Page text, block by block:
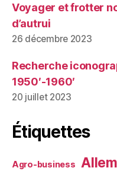
Voyager et frotter
d’autrui
26 décembre 2023
Recherche
1950′-1960′
20 juillet 2023
Étiquettes
Agro-business